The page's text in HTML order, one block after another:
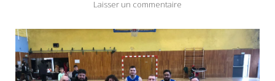
Laisser un commentaire
Fauteuil
La
lutte
pour